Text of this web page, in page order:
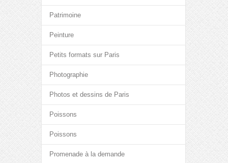
Patrimoine
Peinture
Petits formats sur Paris
Photographie
Photos et dessins de Paris
Poissons
Poissons
Promenade à la demande